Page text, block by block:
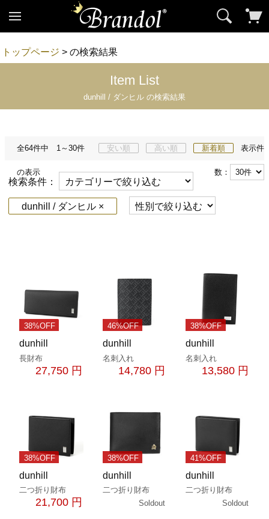
トップページ > の検索結果
Item List
dunhill / ダンヒル の検索結果
全64件中 1～30件
の表示
安い順 高い順 新着順 表示件
数：
検索条件：
dunhill / ダンヒル ×
38%OFF
dunhill
長財布
27,750 円
46%OFF
dunhill
名刺入れ
14,780 円
38%OFF
dunhill
名刺入れ
13,580 円
38%OFF
dunhill
二つ折り財布
21,700 円
38%OFF
dunhill
二つ折り財布
Soldout
41%OFF
dunhill
二つ折り財布
Soldout